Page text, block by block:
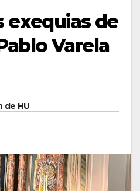
exequias de
Varela
de HU